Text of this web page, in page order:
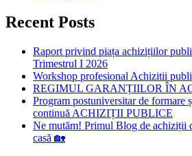
Recent Posts
Raport privind piața achizițiilor
Trimestrul I 2026
Workshop profesional Achizitii
REGIMUL GARANȚIILOR ÎN
Program postuniversitar de formare
continuă ACHIZIȚII PUBLICE
Ne mutăm! Primul Blog de achiziții
casă 🏡